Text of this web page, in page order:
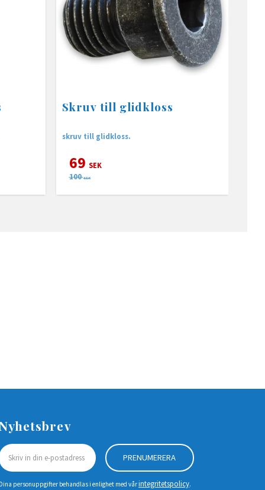
Skruv till glidkloss
skruv till glidkloss.
69 SEK
100 SEK
PRENUMERERA
Dina personuppgifter behandlas i enlighet med vårintegritetspolicy.